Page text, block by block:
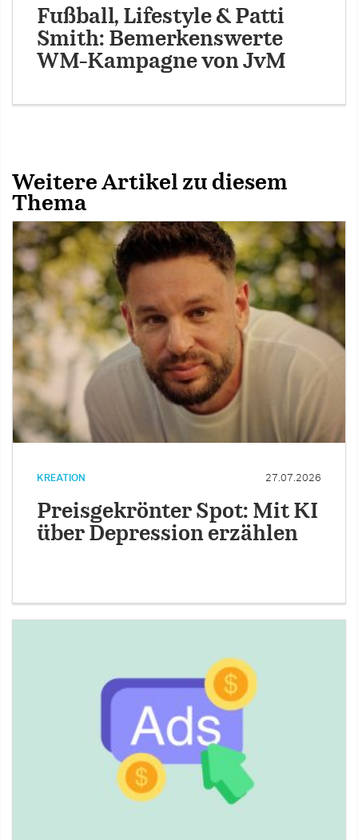
Fußball, Lifestyle & Patti
Smith: Bemerkenswerte
WM-Kampagne von JvM
Weitere Artikel zu diesem
Thema
KREATION 27.07.2026
Preisgekrönter Spot: Mit KI
über Depression erzählen